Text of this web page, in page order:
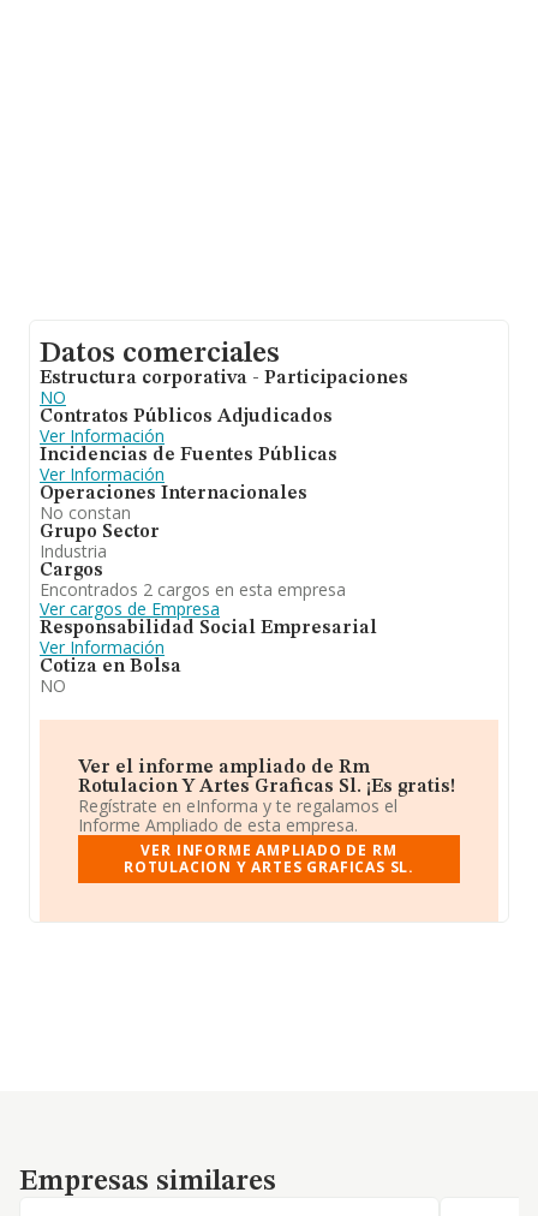
Datos comerciales
Estructura corporativa - Participaciones
NO
Contratos Públicos Adjudicados
Ver Información
Incidencias de Fuentes Públicas
Ver Información
Operaciones Internacionales
No constan
Grupo Sector
Industria
Cargos
Encontrados 2 cargos en esta empresa
Ver cargos de Empresa
Responsabilidad Social Empresarial
Ver Información
Cotiza en Bolsa
NO
Ver el informe ampliado de Rm
Rotulacion Y Artes Graficas Sl. ¡Es gratis!
Regístrate en eInforma y te regalamos el
Informe Ampliado de esta empresa.
VER INFORME AMPLIADO DE RM
ROTULACION Y ARTES GRAFICAS SL.
Empresas similares
Empresas similares